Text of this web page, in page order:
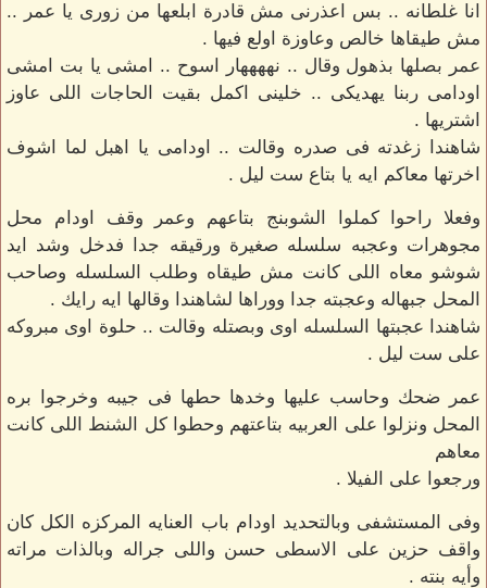
انا غلطانه .. بس اعذرنى مش قادرة ابلعها من زورى يا عمر ..
مش طيقاها خالص وعاوزة اولع فيها .
عمر بصلها بذهول وقال .. نههههار اسوح .. امشى يا بت امشى
اودامى ربنا يهديكى .. خلينى اكمل بقيت الحاجات اللى عاوز
اشتريها .
شاهندا زغدته فى صدره وقالت .. اودامى يا اهبل لما اشوف
اخرتها معاكم ايه يا بتاع ست ليل .
وفعلا راحوا كملوا الشوبنج بتاعهم وعمر وقف اودام محل
مجوهرات وعجبه سلسله صغيرة ورقيقه جدا فدخل وشد ايد
شوشو معاه اللى كانت مش طيقاه وطلب السلسله وصاحب
المحل جبهاله وعجبته جدا ووراها لشاهندا وقالها ايه رايك .
شاهندا عجبتها السلسله اوى وبصتله وقالت .. حلوة اوى مبروكه
على ست ليل .
عمر ضحك وحاسب عليها وخدها حطها فى جيبه وخرجوا بره
المحل ونزلوا على العربيه بتاعتهم وحطوا كل الشنط اللى كانت
معاهم
ورجعوا على الفيلا .
وفى المستشفى وبالتحديد اودام باب العنايه المركزه الكل كان
واقف حزين على الاسطى حسن واللى جراله وبالذات مراته
وأيه بنته .